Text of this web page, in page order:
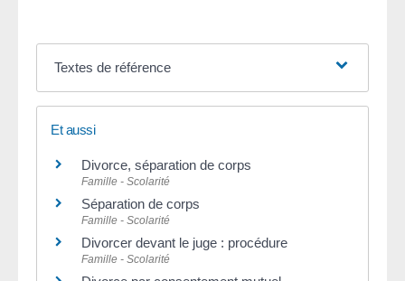
Textes de référence
Et aussi
Divorce, séparation de corps
Famille - Scolarité
Séparation de corps
Famille - Scolarité
Divorcer devant le juge : procédure
Famille - Scolarité